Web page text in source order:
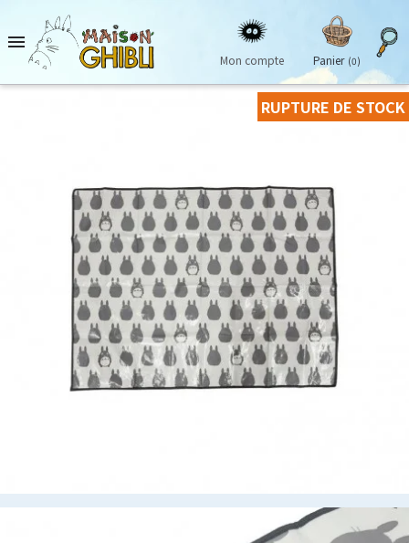

Mon compte Panier (0)
RUPTURE DE STOCK